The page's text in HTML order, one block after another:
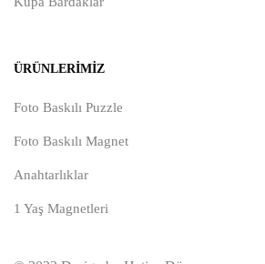
ÜRÜNLERIMIZ
Foto Baskılı Puzzle
Foto Baskılı Magnet
Anahtarlıklar
1 Yaş Magnetleri